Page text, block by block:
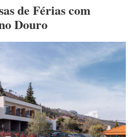
de Férias com
Douro